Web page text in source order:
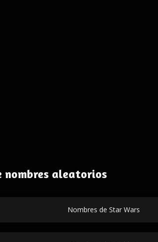
nombres aleatorios
Nombres de Star Wars